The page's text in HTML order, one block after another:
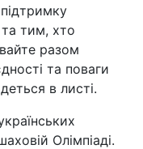
та тим, хто
разом
та поваги
в листі.
Олімпіаді.